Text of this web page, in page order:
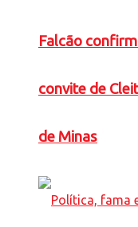
Falcão
convite de
de Minas